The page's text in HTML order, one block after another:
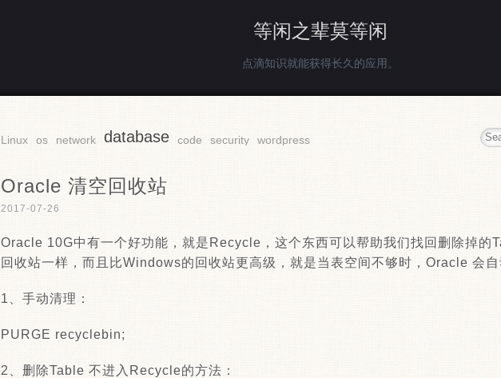
等闲之辈莫等闲
点滴知识就能获得长久的应用。
Linux os network database code security wordpress
Oracle 清空回收站
2017-07-26
Oracle 10G中有一个好功能，就是Recycle，这个东西可以帮助我们找回删除掉的
回收站一样，而且比Windows的回收站更高级，就是当表空间不够时，Oracle 会自
1、手动清理：
PURGE recyclebin;
2、删除Table 不进入Recycle的方法：